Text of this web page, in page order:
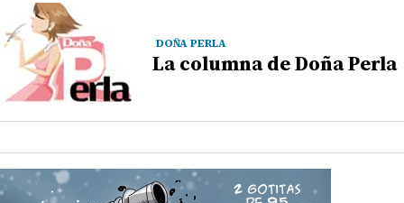
DOÑA PERLA
La columna de Doña Perla